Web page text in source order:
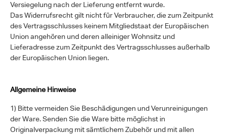
Versiegelung nach der Lieferung entfernt wurde.
Das Widerrufsrecht gilt nicht für Verbraucher, die zum Zeitpunkt
des Vertragsschlusses keinem Mitgliedstaat der Europäischen
Union angehören und deren alleiniger Wohnsitz und
Lieferadresse zum Zeitpunkt des Vertragsschlusses außerhalb
der Europäischen Union liegen.
Allgemeine Hinweise
1) Bitte vermeiden Sie Beschädigungen und Verunreinigungen
der Ware. Senden Sie die Ware bitte möglichst in
Originalverpackung mit sämtlichem Zubehör und mit allen